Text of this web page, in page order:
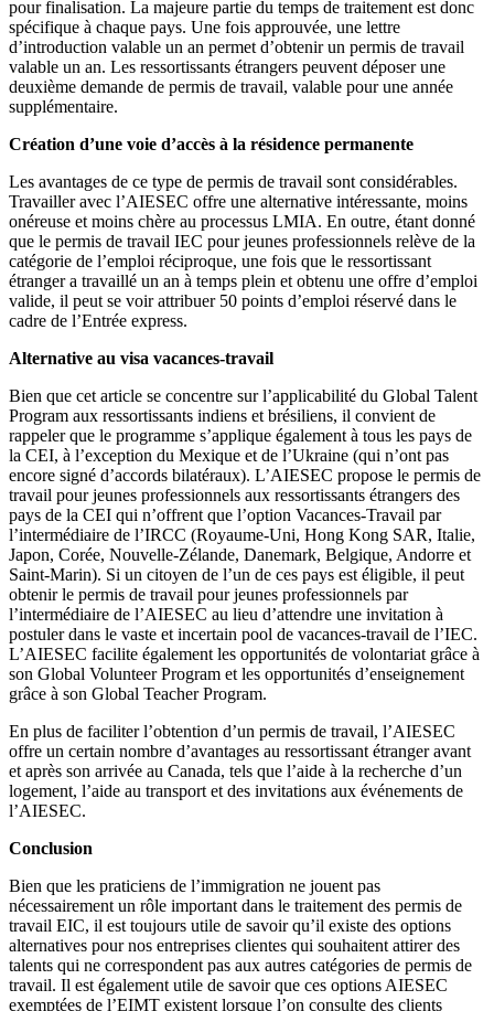
pour finalisation. La majeure partie du temps de traitement est donc
spécifique à chaque pays. Une fois approuvée, une lettre
d’introduction valable un an permet d’obtenir un permis de travail
valable un an. Les ressortissants étrangers peuvent déposer une
deuxième demande de permis de travail, valable pour une année
supplémentaire.
Création d’une voie d’accès à la résidence permanente
Les avantages de ce type de permis de travail sont considérables.
Travailler avec l’AIESEC offre une alternative intéressante, moins
onéreuse et moins chère au processus LMIA. En outre, étant donné
que le permis de travail IEC pour jeunes professionnels relève de la
catégorie de l’emploi réciproque, une fois que le ressortissant
étranger a travaillé un an à temps plein et obtenu une offre d’emploi
valide, il peut se voir attribuer 50 points d’emploi réservé dans le
cadre de l’Entrée express.
Alternative au visa vacances-travail
Bien que cet article se concentre sur l’applicabilité du Global Talent
Program aux ressortissants indiens et brésiliens, il convient de
rappeler que le programme s’applique également à tous les pays de
la CEI, à l’exception du Mexique et de l’Ukraine (qui n’ont pas
encore signé d’accords bilatéraux). L’AIESEC propose le permis de
travail pour jeunes professionnels aux ressortissants étrangers des
pays de la CEI qui n’offrent que l’option Vacances-Travail par
l’intermédiaire de l’IRCC (Royaume-Uni, Hong Kong SAR, Italie,
Japon, Corée, Nouvelle-Zélande, Danemark, Belgique, Andorre et
Saint-Marin). Si un citoyen de l’un de ces pays est éligible, il peut
obtenir le permis de travail pour jeunes professionnels par
l’intermédiaire de l’AIESEC au lieu d’attendre une invitation à
postuler dans le vaste et incertain pool de vacances-travail de l’IEC.
L’AIESEC facilite également les opportunités de volontariat grâce à
son Global Volunteer Program et les opportunités d’enseignement
grâce à son Global Teacher Program.
En plus de faciliter l’obtention d’un permis de travail, l’AIESEC
offre un certain nombre d’avantages au ressortissant étranger avant
et après son arrivée au Canada, tels que l’aide à la recherche d’un
logement, l’aide au transport et des invitations aux événements de
l’AIESEC.
Conclusion
Bien que les praticiens de l’immigration ne jouent pas
nécessairement un rôle important dans le traitement des permis de
travail EIC, il est toujours utile de savoir qu’il existe des options
alternatives pour nos entreprises clientes qui souhaitent attirer des
talents qui ne correspondent pas aux autres catégories de permis de
travail. Il est également utile de savoir que ces options AIESEC
exemptées de l’EIMT existent lorsque l’on consulte des clients